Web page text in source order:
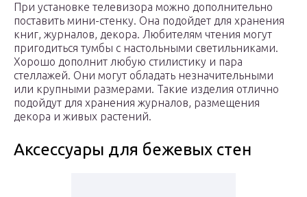
При установке телевизора можно дополнительно
поставить мини-стенку. Она подойдет для хранения
книг, журналов, декора. Любителям чтения могут
пригодиться тумбы с настольными светильниками.
Хорошо дополнит любую стилистику и пара
стеллажей. Они могут обладать незначительными
или крупными размерами. Такие изделия отлично
подойдут для хранения журналов, размещения
декора и живых растений.
Аксессуары для бежевых стен